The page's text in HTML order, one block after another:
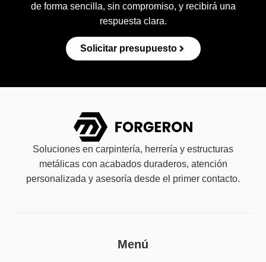
de forma sencilla, sin compromiso, y recibirá una
respuesta clara.
Solicitar presupuesto
Soluciones en carpintería, herrería y estructuras
metálicas con acabados duraderos, atención
personalizada y asesoría desde el primer contacto.
Menú